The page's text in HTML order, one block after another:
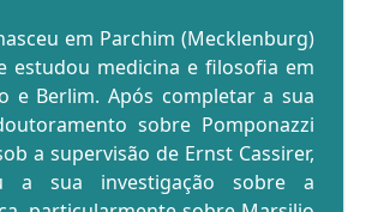
em Parchim (Mecklenburg)
estudou medicina e filosofia em
e Berlim. Após completar a sua
sobre Pomponazzi
a supervisão de Ernst Cassirer,
a sua investigação sobre a